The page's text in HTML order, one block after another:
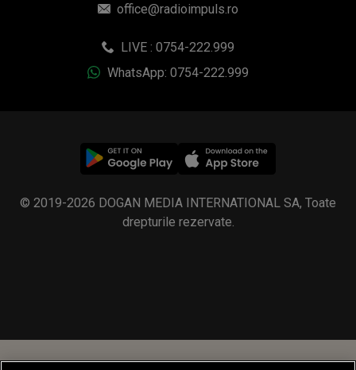
office@radioimpuls.ro
LIVE : 0754-222.999
WhatsApp: 0754-222.999
© 2019-2026 DOGAN MEDIA INTERNATIONAL SA, Toate
drepturile rezervate.